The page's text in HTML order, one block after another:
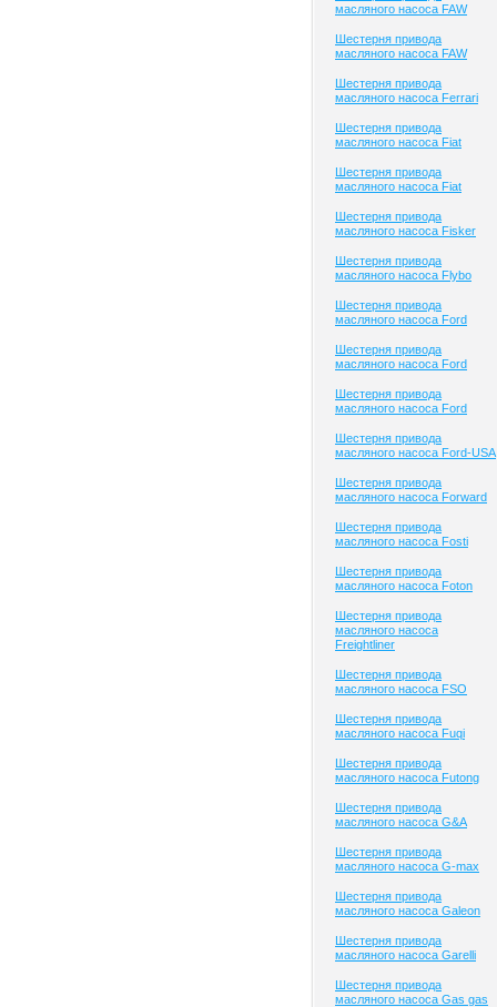
масляного насоса FAW
Шестерня привода
масляного насоса FAW
Шестерня привода
масляного насоса Ferrari
Шестерня привода
масляного насоса Fiat
Шестерня привода
масляного насоса Fiat
Шестерня привода
масляного насоса Fisker
Шестерня привода
масляного насоса Flybo
Шестерня привода
масляного насоса Ford
Шестерня привода
масляного насоса Ford
Шестерня привода
масляного насоса Ford
Шестерня привода
масляного насоса Ford-USA
Шестерня привода
масляного насоса Forward
Шестерня привода
масляного насоса Fosti
Шестерня привода
масляного насоса Foton
Шестерня привода
масляного насоса
Freightliner
Шестерня привода
масляного насоса FSO
Шестерня привода
масляного насоса Fuqi
Шестерня привода
масляного насоса Futong
Шестерня привода
масляного насоса G&A
Шестерня привода
масляного насоса G-max
Шестерня привода
масляного насоса Galeon
Шестерня привода
масляного насоса Garelli
Шестерня привода
масляного насоса Gas gas